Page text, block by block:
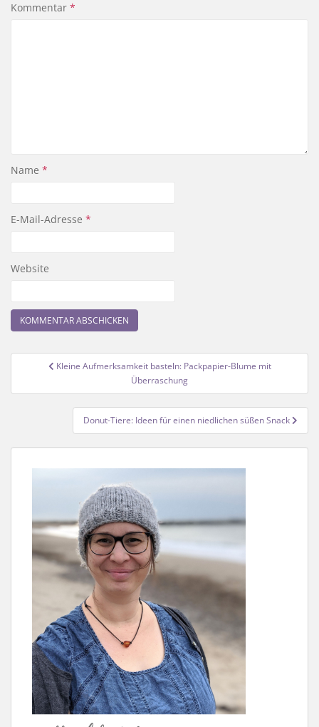
Kommentar *
Name *
E-Mail-Adresse *
Website
Beitragsnavigation
Kleine Aufmerksamkeit basteln: Packpapier-Blume mit
Überraschung
Donut-Tiere: Ideen für einen niedlichen süßen Snack